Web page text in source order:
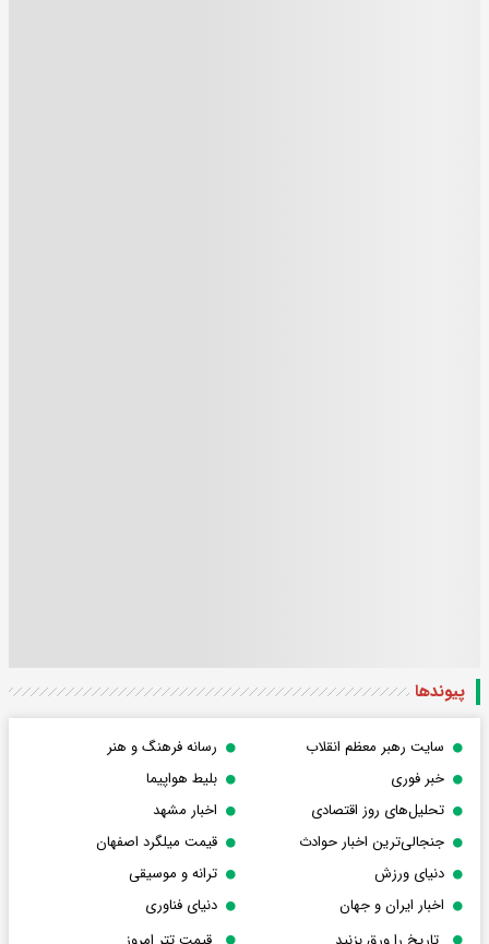
پیوندها
سایت رهبر معظم انقلاب
رسانه فرهنگ و هنر
خبر فوری
بلیط هواپیما
تحلیل‌های روز اقتصادی
اخبار مشهد
جنجالی‌ترین اخبار حوادث
قیمت میلگرد اصفهان
دنیای ورزش
ترانه و موسیقی
اخبار ایران و جهان
دنیای فناوری